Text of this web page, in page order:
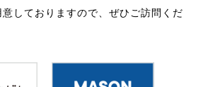
しておりますので、ぜひご訪問くだ